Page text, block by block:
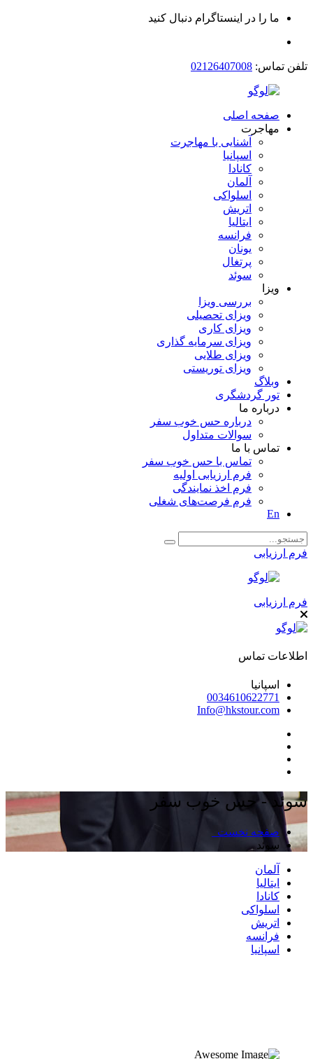
ما را در اینستاگرام دنبال کنید
تلفن تماس: 02126407008
صفحه اصلی
مهاجرت
آشنایی با مهاجرت
اسپانیا
کانادا
آلمان
اسلواکی
اتریش
ایتالیا
فرانسه
یونان
پرتغال
سوئد
ویزا
بررسی ویزا
ویزای تحصیلی
ویزای کاری
ویزای سرمایه گذاری
ویزای طلایی
ویزای توریستی
وبلاگ
تور گردشگری
درباره ما
درباره حس خوب سفر
سوالات متداول
تماس با ما
تماس با حس خوب سفر
فرم ارزیابی اولیه
فرم اخذ نمایندگی
فرم فرصت‌های شغلی
En
فرم ارزیابی
فرم ارزیابی
اطلاعات تماس
اسپانیا
0034610622771
Info@hkstour.com
سوئد - حس خوب سفر
صفحه نخست
سوئد
آلمان
ایتالیا
کانادا
اسلواکی
اتریش
فرانسه
اسپانیا